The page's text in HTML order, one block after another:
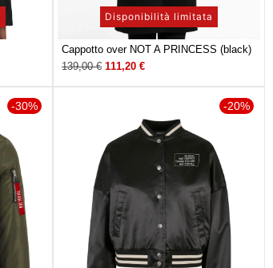
Disponibilità limitata
Cappotto over NOT A PRINCESS (black)
139,00€ 111,20€
-30% -20%